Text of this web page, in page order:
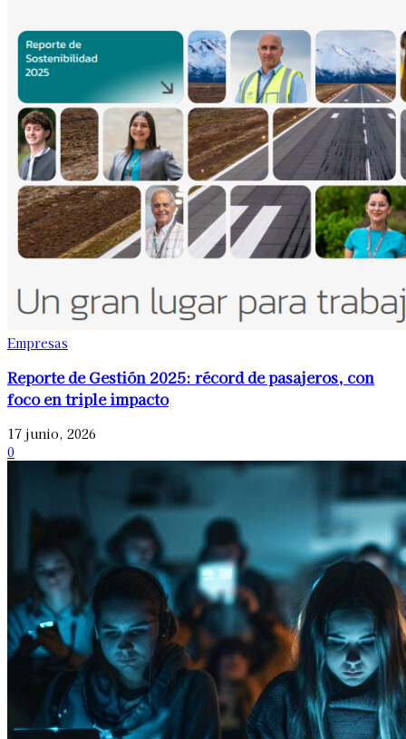
Empresas
Reporte de Gestión 2025: récord de pasajeros, con
foco en triple impacto
17 junio, 2026
0